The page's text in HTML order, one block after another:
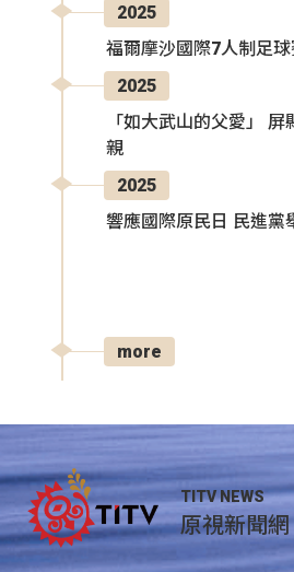
2025
福爾摩沙國際7人制足
2025
「如大武山的父愛」
親
2025
響應國際原民日 民進黨
more
TITV NEWS
原視新聞網